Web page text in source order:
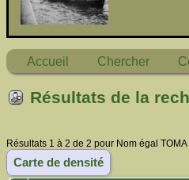
Accueil Chercher
Résultats de la
Résultats 1 à 2 de 2 pour Nom égal
Carte de densité